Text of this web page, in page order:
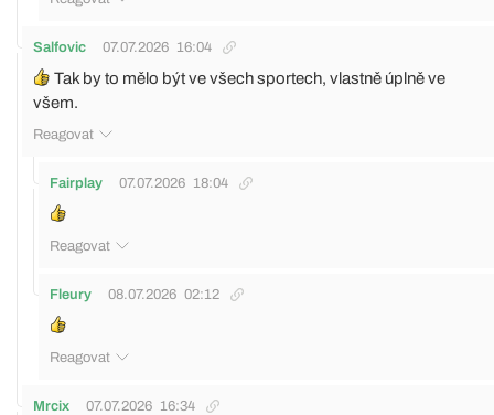
Salfovic 07.07.2026 16:04
Tak by to mělo být ve všech sportech, vlastně úplně ve
všem.
Reagovat
Fairplay 07.07.2026 18:04
Reagovat
Fleury 08.07.2026 02:12
Reagovat
Mrcix 07.07.2026 16:34